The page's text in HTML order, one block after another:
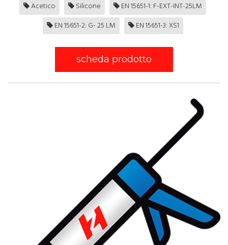
Acetico Silicone
EN 15651-1: F-EXT-INT-25LM
EN 15651-2: G- 25 LM
EN 15651-3: XS1
scheda prodotto